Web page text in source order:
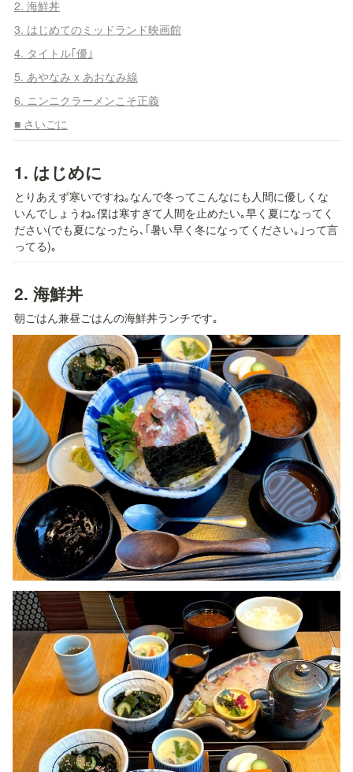
2. 海鮮丼
3. はじめてのミッドランド映画館
4. タイトル｢優｣
5. あやなみ x あおなみ線
6. ニンニクラーメンこそ正義
■ さいごに
1. はじめに
とりあえず寒いですね｡なんで冬ってこんなにも人間に優しくな
いんでしょうね｡僕は寒すぎて人間を止めたい｡早く夏になってく
ださい(でも夏になったら､｢暑い早く冬になってください｡｣って言
ってる)｡
2. 海鮮丼
朝ごはん兼昼ごはんの海鮮丼ランチです｡